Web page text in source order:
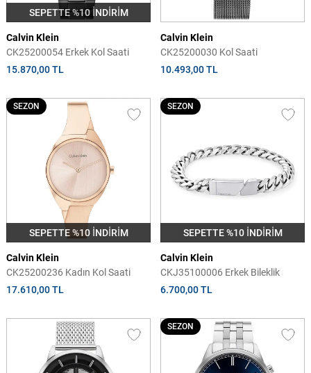
SEPETTE %10 İNDİRİM
Calvin Klein
CK25200054 Erkek Kol Saati
15.870,00 TL
Calvin Klein
CK25200030 Kol Saati
10.493,00 TL
SEPETTE %10 İNDİRİM
SEZON
Calvin Klein
CK25200236 Kadın Kol Saati
17.610,00 TL
SEPETTE %10 İNDİRİM
SEZON
Calvin Klein
CKJ35100006 Erkek Bileklik
6.700,00 TL
SEZON